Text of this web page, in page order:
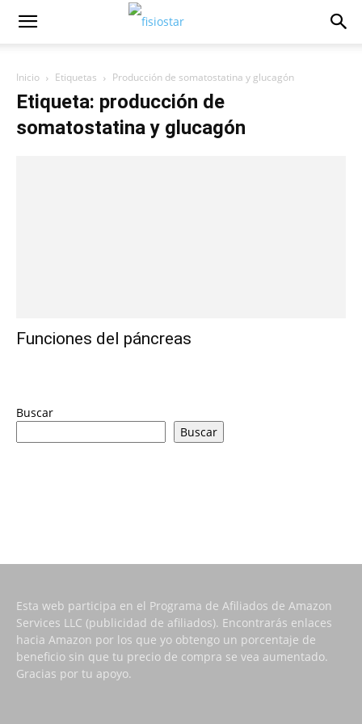
Inicio Etiquetas Producción de somatostatina y glucagón
Etiqueta: producción de
somatostatina y glucagón
Funciones del páncreas
Buscar
Buscar
Esta web participa en el Programa de Afiliados de Amazon
Services LLC (publicidad de afiliados). Encontrarás enlaces
hacia Amazon por los que yo obtengo un porcentaje de
beneficio sin que tu precio de compra se vea aumentado.
Gracias por tu apoyo.